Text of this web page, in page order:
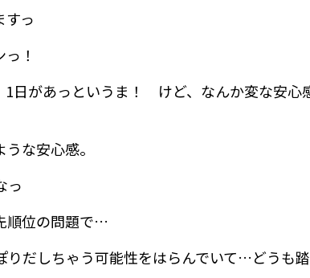
すっ
！
1日があっというま！ けど、なんか変な安心
な安心感。
っ
順位の問題で…
りだしちゃう可能性をはらんでいて…どうも